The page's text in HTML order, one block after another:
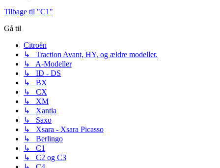
Tilbage til "C1"
Gå til
Citroën
↳ Traction Avant, HY, og ældre modeller.
↳ A-Modeller
↳ ID - DS
↳ BX
↳ CX
↳ XM
↳ Xantia
↳ Saxo
↳ Xsara - Xsara Picasso
↳ Berlingo
↳ C1
↳ C2 og C3